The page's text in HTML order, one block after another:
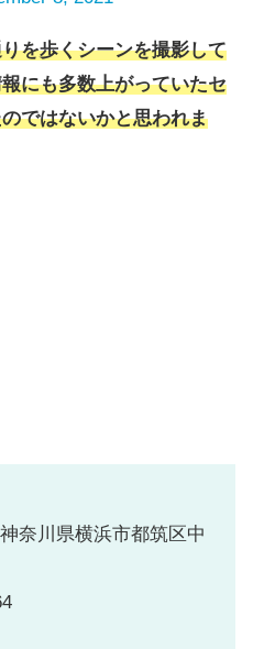
を歩くシーンを撮影して
にも多数上がっていたセ
ではないかと思われま
川県横浜市都筑区中